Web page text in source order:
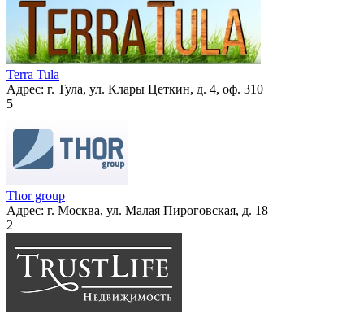
Terra Tula
Адрес: г. Тула, ул. Клары Цеткин, д. 4, оф. 310
5
Thor group
Адрес: г. Москва, ул. Малая Пироговская, д. 18
2